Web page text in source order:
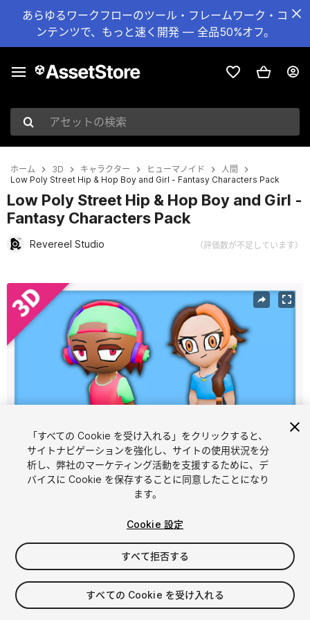
あらゆるワークフローのツール・フレームワーク・コ
ンテンツで、もっと速く開発 — 全品50%オフ。
アセットの検索
ホーム 3D キャラクター ヒューマノイド
人間
Low Poly Street Hip & Hop Boy and Girl - Fantasy Characters Pack
Low Poly Street Hip & Hop Boy and Girl -
Fantasy Characters Pack
Revereel Studio （評価数が不足しています）
現在のスライド：1 / 9
1/9
$5.99
消費税は決済時に計算されます
「すべての Cookie を受け入れる」をクリックすると、
サイトナビゲーションを強化し、サイトの使用状況を分
析し、弊社のマーケティング活動を支援するために、デ
バイスに Cookie を保存することに同意したことになり
ます。
Cookie 設定
すべて拒否する
すべての Cookie を受け入れる